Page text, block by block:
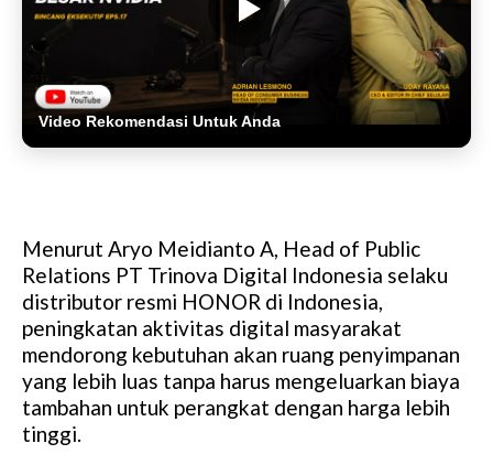
Video Rekomendasi Untuk Anda
Menurut Aryo Meidianto A, Head of Public
Relations PT Trinova Digital Indonesia selaku
distributor resmi HONOR di Indonesia,
peningkatan aktivitas digital masyarakat
mendorong kebutuhan akan ruang penyimpanan
yang lebih luas tanpa harus mengeluarkan biaya
tambahan untuk perangkat dengan harga lebih
tinggi.